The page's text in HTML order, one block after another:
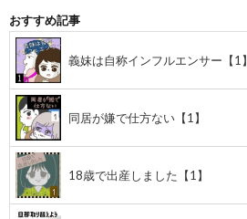
おすすめ記事
義妹は自称インフルエンサー【1】
同居が嫌で仕方ない【1】
18歳で出産しました【1】